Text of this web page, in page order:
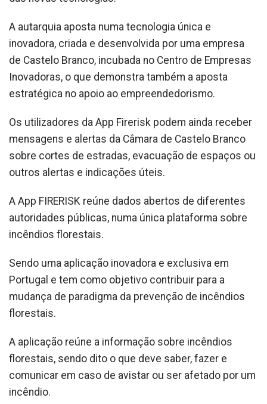
A autarquia aposta numa tecnologia única e
inovadora, criada e desenvolvida por uma empresa
de Castelo Branco, incubada no Centro de Empresas
Inovadoras, o que demonstra também a aposta
estratégica no apoio ao empreendedorismo.
Os utilizadores da App Firerisk podem ainda receber
mensagens e alertas da Câmara de Castelo Branco
sobre cortes de estradas, evacuação de espaços ou
outros alertas e indicações úteis.
A App FIRERISK reúne dados abertos de diferentes
autoridades públicas, numa única plataforma sobre
incêndios florestais.
Sendo uma aplicação inovadora e exclusiva em
Portugal e tem como objetivo contribuir para a
mudança de paradigma da prevenção de incêndios
florestais.
A aplicação reúne a informação sobre incêndios
florestais, sendo dito o que deve saber, fazer e
comunicar em caso de avistar ou ser afetado por um
incêndio.